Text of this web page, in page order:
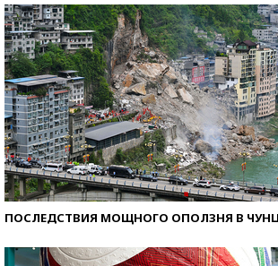
ПОСЛЕДСТВИЯ МОЩНОГО ОПОЛЗНЯ В